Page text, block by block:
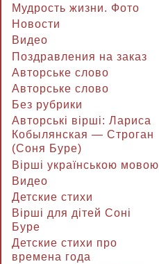
Мудрость жизни. Фото
Новости
Видео
Поздравления на заказ
Авторське слово
Авторське слово
Без рубрики
Авторські вірші: Лариса
Кобылянская — Строган
(Соня Буре)
Вірші українською мовою
Видео
Детские стихи
Вірші для дітей Соні
Буре
Детские стихи про
времена года